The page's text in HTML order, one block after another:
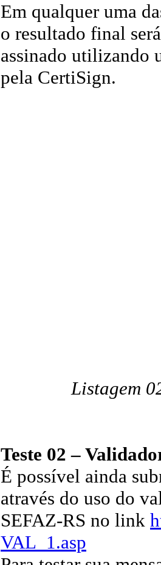
Em qualquer uma
o resultado final
assinado
pela CertiSign.
Listagem
Teste 02 –
É possível ainda
através do uso do
SEFAZ-RS no link
VAL_1.asp